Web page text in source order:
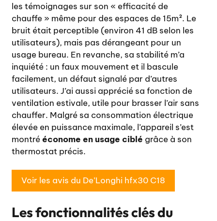
les témoignages sur son « efficacité de
chauffe » même pour des espaces de 15m². Le
bruit était perceptible (environ 41 dB selon les
utilisateurs), mais pas dérangeant pour un
usage bureau. En revanche, sa stabilité m’a
inquiété : un faux mouvement et il bascule
facilement, un défaut signalé par d’autres
utilisateurs. J’ai aussi apprécié sa fonction de
ventilation estivale, utile pour brasser l’air sans
chauffer. Malgré sa consommation électrique
élevée en puissance maximale, l’appareil s’est
montrééconome en usage ciblé grâce à son
thermostat précis.
Voir les avis du De’Longhi hfx30 C18
Les fonctionnalités clés du